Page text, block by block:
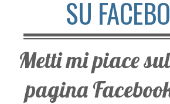
SU
Metti mi piace
pagina